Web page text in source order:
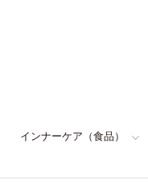
インナーケア（食品）